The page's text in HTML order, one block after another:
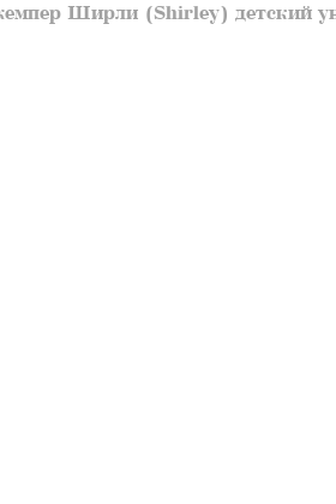
Ширли (Shirley) детский